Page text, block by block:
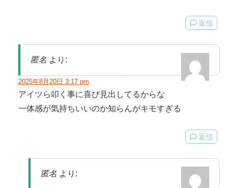
返信
匿名 より:
2025年8月20日 3:17 pm
アイツら叩く事に喜び見出してるからな
一体感が気持ちいいのか知らんがキモすぎる
返信
匿名 より: